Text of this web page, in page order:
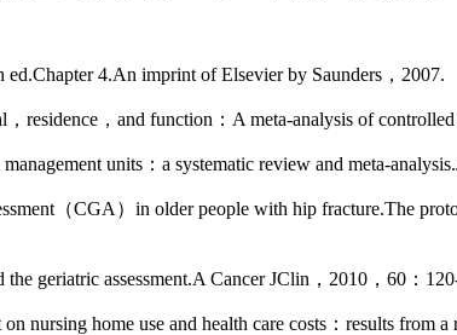
4.An imprint of Elsevier by Saunders，2007.
residence，and function：A meta-analysis of
units：a systematic review and meta-
（CGA）in older people with hip fracture.The
geriatric assessment.A Cancer JClin，2010，60：
nursing home use and health care costs：results from